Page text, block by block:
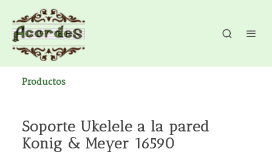
Productos
Soporte Ukelele a la pared
Konig & Meyer 16590